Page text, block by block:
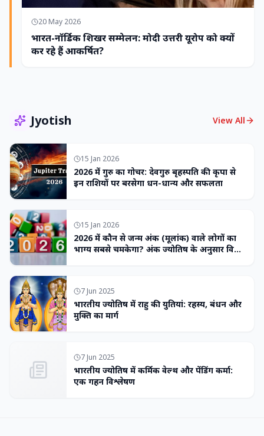
20 May 2026
भारत-नॉर्डिक शिखर सम्मेलन: मोदी उत्तरी यूरोप को क्यों
कर रहे हैं आकर्षित?
Jyotish View All
15 Jan 2026
2026 में गुरु का गोचर: देवगुरु बृहस्पति की कृपा से
इन राशियों पर बरसेगा धन-धान्य और सफलता
15 Jan 2026
2026 में कौन से जन्म अंक (मूलांक) वाले लोगों का
भाग्य सबसे चमकेगा? अंक ज्योतिष के अनुसार विशेष
7 Jun 2025
भारतीय ज्योतिष में राहु की युतियां: रहस्य, बंधन और
मुक्ति का मार्ग
7 Jun 2025
भारतीय ज्योतिष में कर्मिक वेल्थ और पेंडिंग कर्मा:
एक गहन विश्लेषण